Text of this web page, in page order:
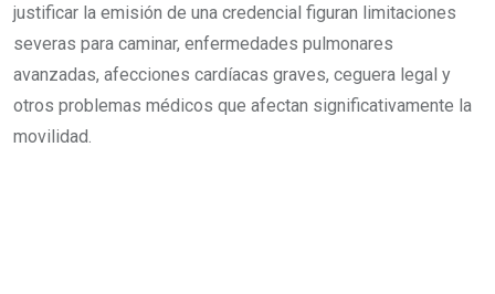
justificar la emisión de una credencial figuran limitaciones
severas para caminar, enfermedades pulmonares
avanzadas, afecciones cardíacas graves, ceguera legal y
otros problemas médicos que afectan significativamente la
movilidad.